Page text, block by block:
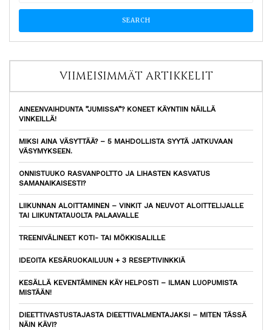
VIIMEISIMMÄT ARTIKKELIT
AINEENVAIHDUNTA ”JUMISSA”? KONEET KÄYNTIIN NÄILLÄ
VINKEILLÄ!
MIKSI AINA VÄSYTTÄÄ? – 5 MAHDOLLISTA SYYTÄ JATKUVAAN
VÄSYMYKSEEN.
ONNISTUUKO RASVANPOLTTO JA LIHASTEN KASVATUS
SAMANAIKAISESTI?
LIIKUNNAN ALOITTAMINEN – VINKIT JA NEUVOT ALOITTELIJALLE
TAI LIIKUNTATAUOLTA PALAAVALLE
TREENIVÄLINEET KOTI- TAI MÖKKISALILLE
IDEOITA KESÄRUOKAILUUN + 3 RESEPTIVINKKIÄ
KESÄLLÄ KEVENTÄMINEN KÄY HELPOSTI – ILMAN LUOPUMISTA
MISTÄÄN!
DIEETTIVASTUSTAJASTA DIEETTIVALMENTAJAKSI – MITEN TÄSSÄ
NÄIN KÄVI?